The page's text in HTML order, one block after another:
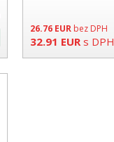
26.76 EUR bez DPH
32.91 EUR s DPH